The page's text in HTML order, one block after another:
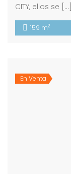
CITY, ellos se […]
159 m2
En Venta